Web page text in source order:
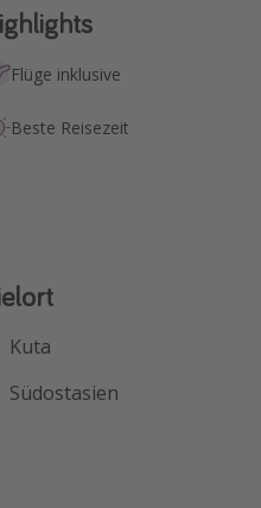
Flüge inklusive
Beste Reisezeit
Kuta
Südostasien